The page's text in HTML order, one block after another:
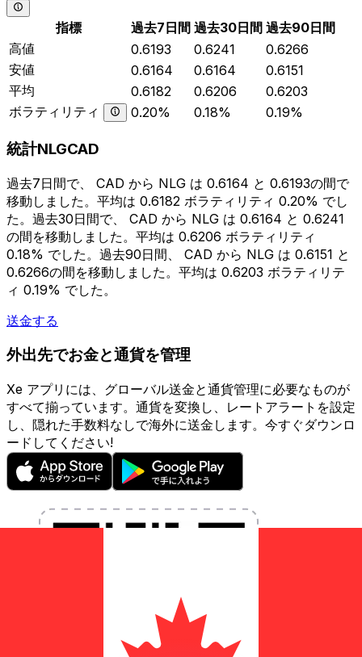
指標 過去7日間 過去30日間 過去90日間
高値
0.6193 0.6241
0.6266
安値
0.6164 0.6164
0.6151
平均
0.6182 0.6206
0.6203
ボラティリティ
0.20% 0.18% 0.19%
統計NLGCAD
過去7日間で、 CAD から NLG は 0.6164 と 0.6193の間で
移動しました。平均は 0.6182 ボラティリティ 0.20% でし
た。過去30日間で、 CAD から NLG は 0.6164 と 0.6241
の間を移動しました。平均は 0.6206 ボラティリティ
0.18% でした。過去90日間、 CAD から NLG は 0.6151 と
0.6266の間を移動しました。平均は 0.6203 ボラティリテ
ィ 0.19% でした。
送金する
外出先でお金と通貨を管理
Xe アプリには、グローバル送金と通貨管理に必要なものが
すべて揃っています。通貨を変換し、レートアラートを設定
し、隠れた手数料なしで海外に送金します。今すぐダウンロ
ードしてください!